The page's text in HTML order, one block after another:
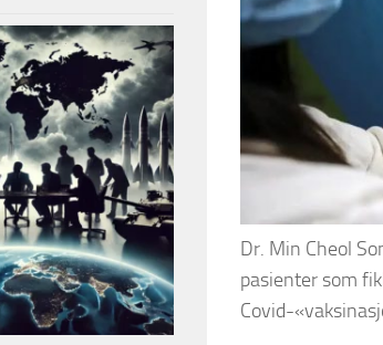
Dr. Min Cheol
pasienter som
Covid-